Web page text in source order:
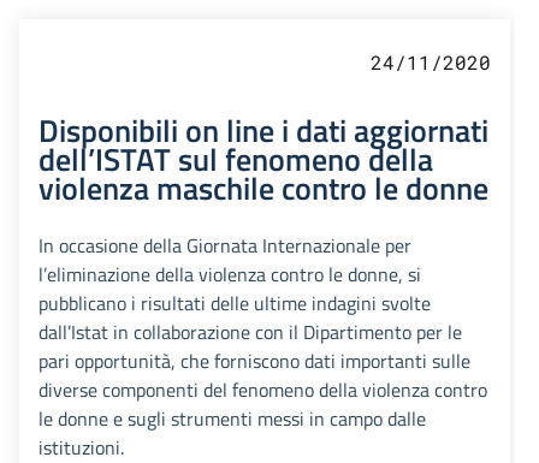
24/11/2020
Disponibili on line i dati aggiornati
dell’ISTAT sul fenomeno della
violenza maschile contro le donne
In occasione della Giornata Internazionale per
l’eliminazione della violenza contro le donne, si
pubblicano i risultati delle ultime indagini svolte
dall’Istat in collaborazione con il Dipartimento per le
pari opportunità, che forniscono dati importanti sulle
diverse componenti del fenomeno della violenza contro
le donne e sugli strumenti messi in campo dalle
istituzioni.